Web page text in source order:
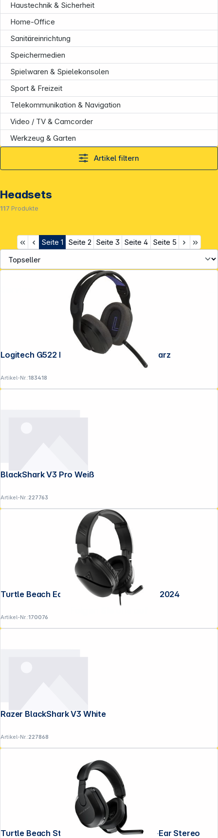
Haustechnik & Sicherheit
Home-Office
Sanitäreinrichtung
Speichermedien
Spielwaren & Spielekonsolen
Sport & Freizeit
Telekommunikation & Navigation
Video / TV & Camcorder
Werkzeug & Garten
Artikel filtern
Headsets
117 Produkte
Seite 1 Seite 2 Seite 3 Seite 4 Seite 5
Logitech G522 Lightspeed Headset schwarz
Artikel-Nr.:183418
BlackShark V3 Pro Weiß
Artikel-Nr.:227763
Turtle Beach Ear Force Recon 70X Black 2024
Artikel-Nr.:170076
Razer BlackShark V3 White
Artikel-Nr.:227868
Turtle Beach Stealth 600 GEN3 XB Over-Ear Stereo